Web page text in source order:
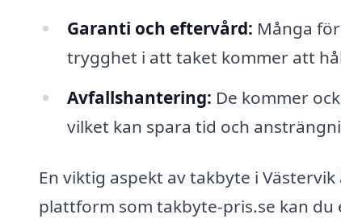
Garanti och eftervård: Många
trygghet i att taket kommer att
Avfallshantering: De kommer
vilket kan spara tid och
En viktig aspekt av takbyte i
plattform som takbyte-pris.se kan